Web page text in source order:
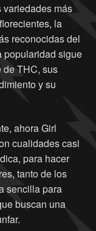
más
la
reconocidas del
popularidad sigue
de THC, sus
y su
ahora Girl
cualidades casi
para hacer
tanto de los
sencilla para
buscan una